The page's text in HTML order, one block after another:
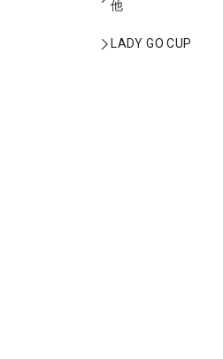
他
LADY GO CUP